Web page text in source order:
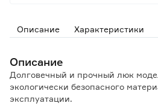
Описание Характеристики
Описание
Долговечный и прочный люк
экологически безопасного
эксплуатации.